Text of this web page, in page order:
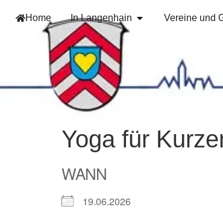
Home In Langenhain Vereine und
Yoga für
WANN
19.06.2026